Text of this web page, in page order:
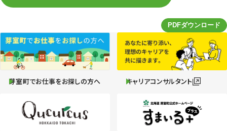
芽室町でお仕事をお探しの方へ キャリアコンサルタント